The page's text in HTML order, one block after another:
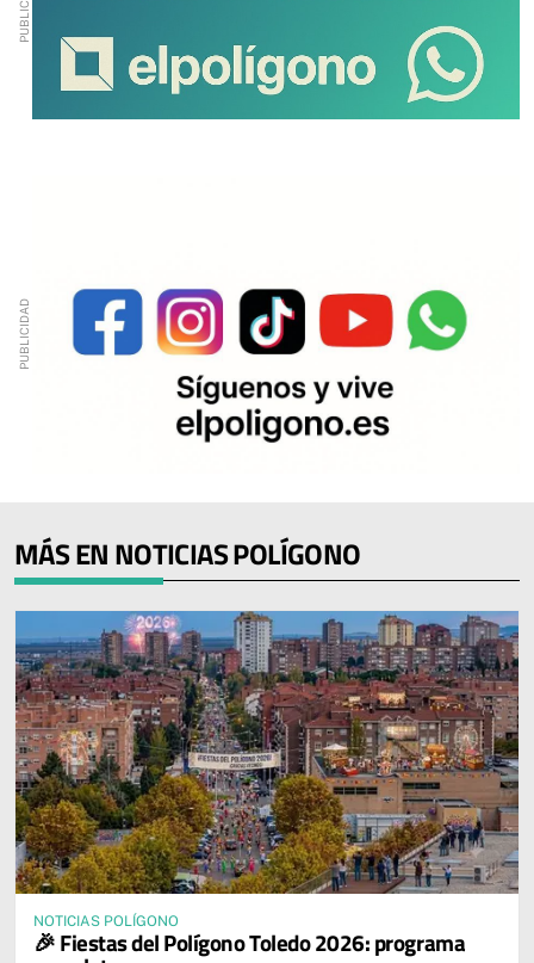
MÁS EN NOTICIAS POLÍGONO
NOTICIAS POLÍGONO
🎉 Fiestas del Polígono Toledo 2026: programa